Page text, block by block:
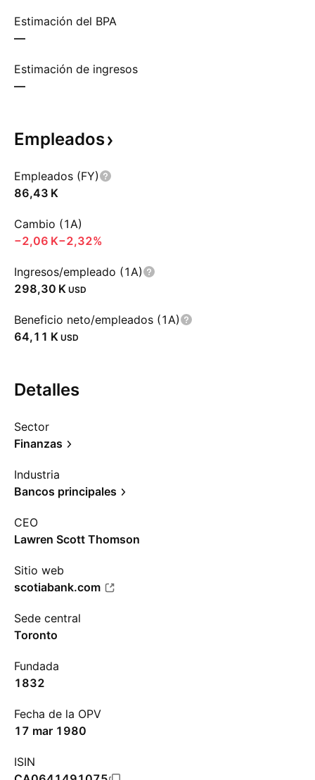
Estimación del BPA
—
Estimación de ingresos
—
Empleados
Empleados (FY)
‪86,43 K‬
Cambio (1A)
‪−2,06 K‬−2,32%
Ingresos/empleado (1A)
‪298,30 K‬ USD
Beneficio neto/empleados (1A)
‪64,11 K‬ USD
Detalles
Sector
Finanzas
Industria
Bancos principales
CEO
Lawren Scott Thomson
Sitio web
scotiabank.com
Sede central
Toronto
Fundada
1832
Fecha de la OPV
17 mar 1980
ISIN